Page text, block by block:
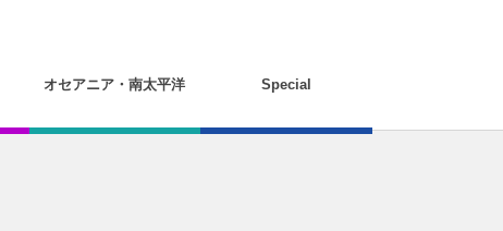
オセアニア・南太平洋 Special